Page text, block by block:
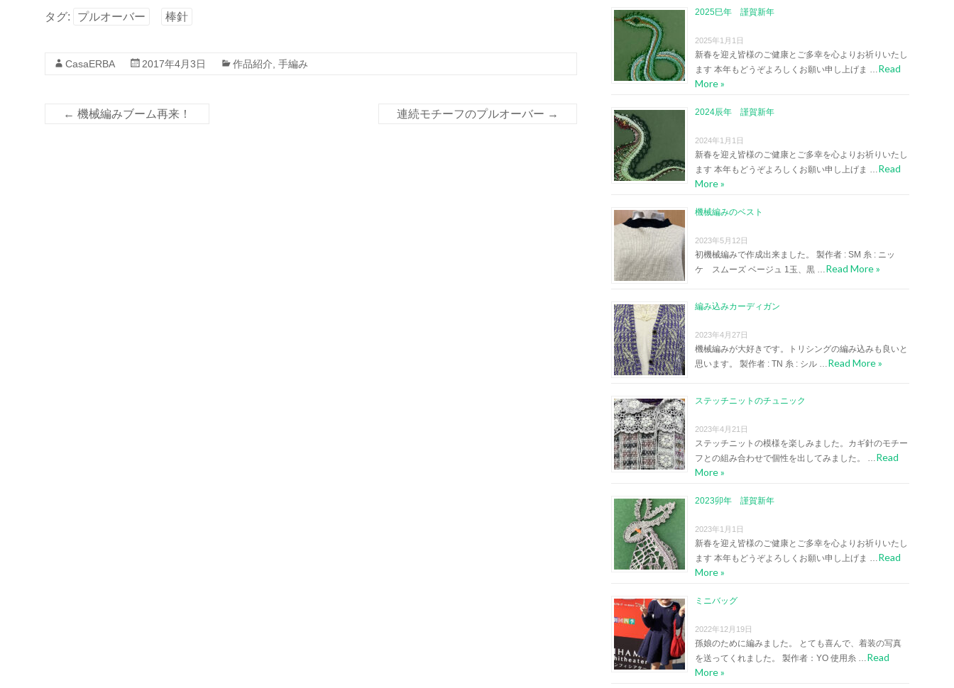
タグ: プルオーバー 棒針
CasaERBA 2017年4月3日 作品紹介 手編み
← 機械編みブーム再来！ 連続モチーフのプルオーバー →
2025巳年 謹賀新年
2025年1月1日
新春を迎え皆様のご健康とご多幸を心よりお祈りいたし
ます 本年もどうぞよろしくお願い申し上げま …Read
More »
2024辰年 謹賀新年
2024年1月1日
新春を迎え皆様のご健康とご多幸を心よりお祈りいたし
ます 本年もどうぞよろしくお願い申し上げま …Read
More »
機械編みのベスト
2023年5月12日
初機械編みで作成出来ました。 製作者 : SM 糸 : ニッ
ケ スムーズ ベージュ 1玉、黒 …Read More »
編み込みカーディガン
2023年4月27日
機械編みが大好きです。トリシングの編み込みも良いと
思います。 製作者 : TN 糸 : シル …Read More »
ステッチニットのチュニック
2023年4月21日
ステッチニットの模様を楽しみました。カギ針のモチー
フとの組み合わせで個性を出してみました。 …Read
More »
2023卯年 謹賀新年
2023年1月1日
新春を迎え皆様のご健康とご多幸を心よりお祈りいたし
ます 本年もどうぞよろしくお願い申し上げま …Read
More »
ミニバッグ
2022年12月19日
孫娘のために編みました。 とても喜んで、着装の写真
を送ってくれました。 製作者：YO 使用糸 …Read
More »